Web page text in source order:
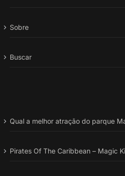
Sobre
Buscar
Qual a melhor atração do parque
Pirates Of The Caribbean – Magic